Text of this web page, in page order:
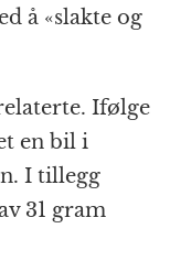
å «slakte og
Ifølge
en bil i
I tillegg
31 gram